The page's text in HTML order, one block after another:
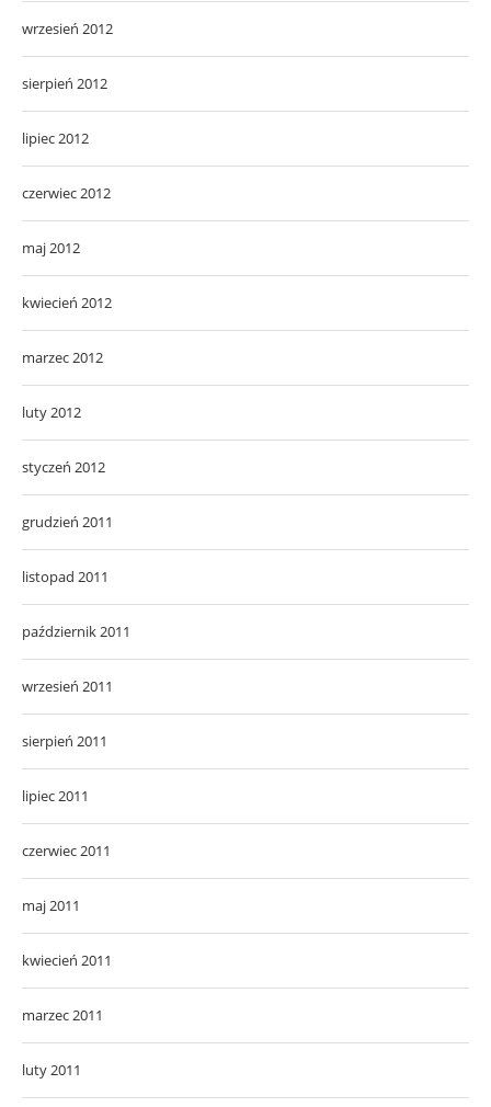
wrzesień 2012
sierpień 2012
lipiec 2012
czerwiec 2012
maj 2012
kwiecień 2012
marzec 2012
luty 2012
styczeń 2012
grudzień 2011
listopad 2011
październik 2011
wrzesień 2011
sierpień 2011
lipiec 2011
czerwiec 2011
maj 2011
kwiecień 2011
marzec 2011
luty 2011